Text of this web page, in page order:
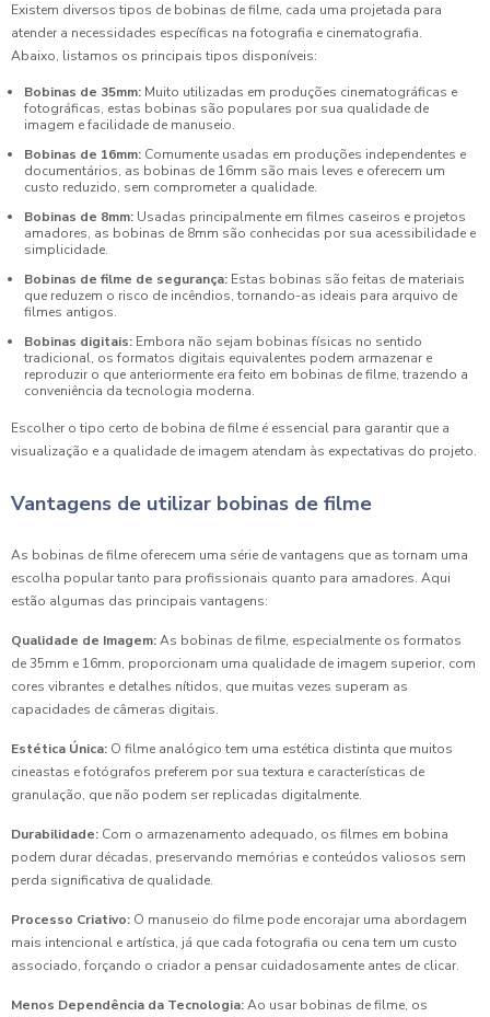
Existem diversos tipos de bobinas de filme, cada uma projetada para
atender a necessidades específicas na fotografia e cinematografia.
Abaixo, listamos os principais tipos disponíveis:
Bobinas de 35mm: Muito utilizadas em produções cinematográficas e
fotográficas, estas bobinas são populares por sua qualidade de
imagem e facilidade de manuseio.
Bobinas de 16mm: Comumente usadas em produções independentes e
documentários, as bobinas de 16mm são mais leves e oferecem um
custo reduzido, sem comprometer a qualidade.
Bobinas de 8mm: Usadas principalmente em filmes caseiros e projetos
amadores, as bobinas de 8mm são conhecidas por sua acessibilidade e
simplicidade.
Bobinas de filme de segurança: Estas bobinas são feitas de materiais
que reduzem o risco de incêndios, tornando-as ideais para arquivo de
filmes antigos.
Bobinas digitais: Embora não sejam bobinas físicas no sentido
tradicional, os formatos digitais equivalentes podem armazenar e
reproduzir o que anteriormente era feito em bobinas de filme, trazendo a
conveniência da tecnologia moderna.
Escolher o tipo certo de bobina de filme é essencial para garantir que a
visualização e a qualidade de imagem atendam às expectativas do projeto.
Vantagens de utilizar bobinas de filme
As bobinas de filme oferecem uma série de vantagens que as tornam uma
escolha popular tanto para profissionais quanto para amadores. Aqui
estão algumas das principais vantagens:
Qualidade de Imagem:As bobinas de filme, especialmente os formatos
de 35mm e 16mm, proporcionam uma qualidade de imagem superior, com
cores vibrantes e detalhes nítidos, que muitas vezes superam as
capacidades de câmeras digitais.
Estética Única: O filme analógico tem uma estética distinta que muitos
cineastas e fotógrafos preferem por sua textura e características de
granulação, que não podem ser replicadas digitalmente.
Durabilidade: Com o armazenamento adequado, os filmes em bobina
podem durar décadas, preservando memórias e conteúdos valiosos sem
perda significativa de qualidade.
Processo Criativo: O manuseio do filme pode encorajar uma abordagem
mais intencional e artística, já que cada fotografia ou cena tem um custo
associado, forçando o criador a pensar cuidadosamente antes de clicar.
Menos Dependência da Tecnologia:Ao usar bobinas de filme, os